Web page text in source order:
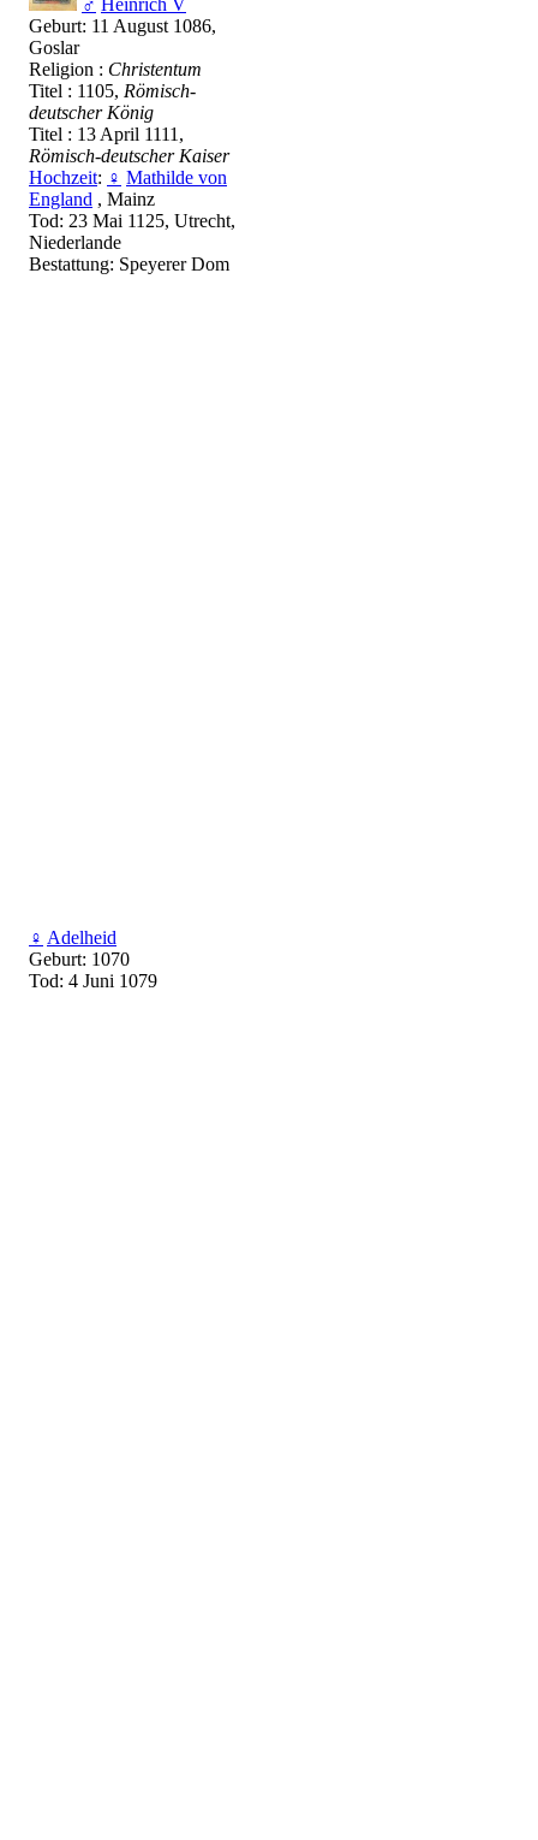
♂ Heinrich V
Geburt: 11 August 1086,
Goslar
Religion : Christentum
Titel : 1105, Römisch-
deutscher König
Titel : 13 April 1111,
Römisch-deutscher Kaiser
Hochzeit: ♀ Mathilde von
England , Mainz
Tod: 23 Mai 1125, Utrecht,
Niederlande
Bestattung: Speyerer Dom
♀ Adelheid
Geburt: 1070
Tod: 4 Juni 1079